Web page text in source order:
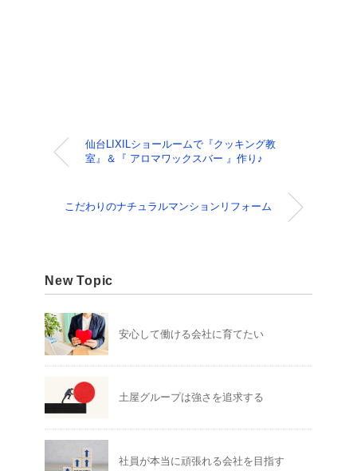
仙台LIXILショールームで『クッキング教
室』＆『 アロマワックスバー 』作り♪
こだわりのナチュラルマンションリフォーム
New Topic
安心して働ける会社に育てたい
土屋グループは強さを追求する
社員が本当に頑張れる会社を目指す